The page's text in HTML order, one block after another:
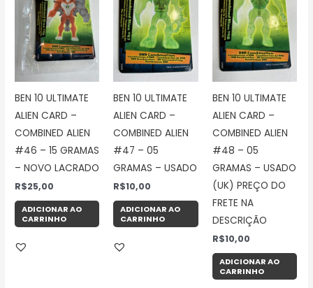
BEN 10 ULTIMATE
ALIEN CARD –
COMBINED ALIEN
#46 – 15 GRAMAS
– NOVO LACRADO
R$25,00
ADICIONAR AO
CARRINHO
BEN 10 ULTIMATE
ALIEN CARD –
COMBINED ALIEN
#47 – 05
GRAMAS – USADO
R$10,00
ADICIONAR AO
CARRINHO
BEN 10 ULTIMATE
ALIEN CARD –
COMBINED ALIEN
#48 – 05
GRAMAS – USADO
(UK) PREÇO DO
FRETE NA
DESCRIÇÃO
R$10,00
ADICIONAR AO
CARRINHO